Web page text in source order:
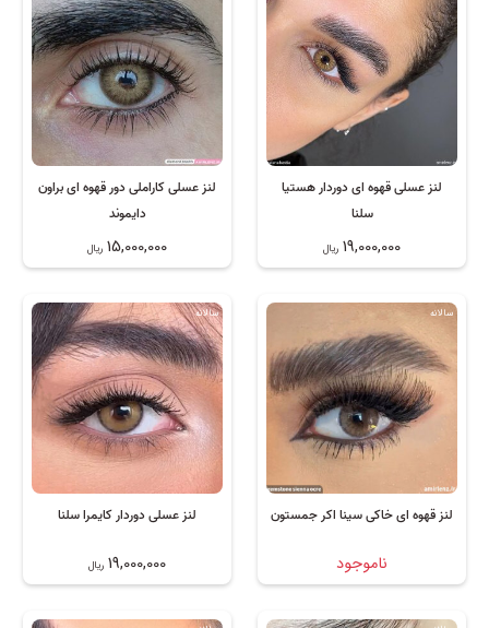
لنز عسلی قهوه ای دوردار هستیا
سلنا
19,000,000 ریال
لنز عسلی کاراملی دور قهوه ای براون
دایموند
15,000,000 ریال
لنز قهوه ای خاکی سینا اکر جمستون
ناموجود
سالانه
لنز عسلی دوردار کایمرا سلنا
19,000,000 ریال
سالانه